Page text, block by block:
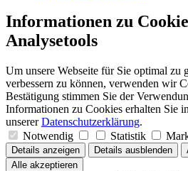
Informationen zu
Analysetools
Um unsere Webseite für Sie optimal zu
verbessern zu können, verwenden wir
Bestätigung stimmen Sie der
Informationen zu Cookies erhalten Sie in
unsererDatenschutzerklärung.
Notwendig
Statistik
Details anzeigen Details ausblenden
Alle akzeptieren